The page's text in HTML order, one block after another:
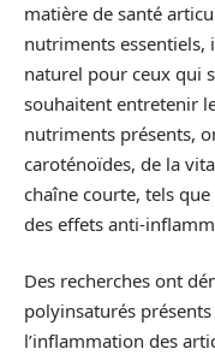
matière de santé
nutriments essentiels,
naturel pour ceux qui
souhaitent entretenir
nutriments présents,
caroténoïdes, de la
chaîne courte, tels
des effets anti-
Des recherches ont
polyinsaturés
l’inflammation des